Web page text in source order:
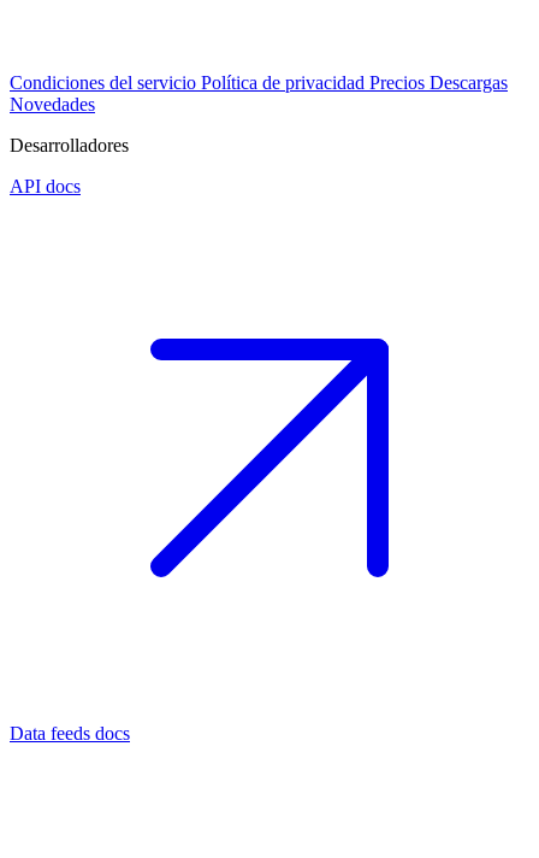
Condiciones del servicio Política de privacidad Precios Descargas
Novedades
Desarrolladores
API docs
Data feeds docs